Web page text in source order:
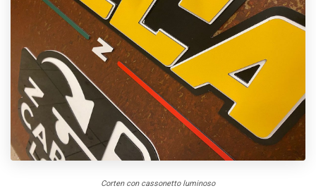
Corten con cassonetto luminoso